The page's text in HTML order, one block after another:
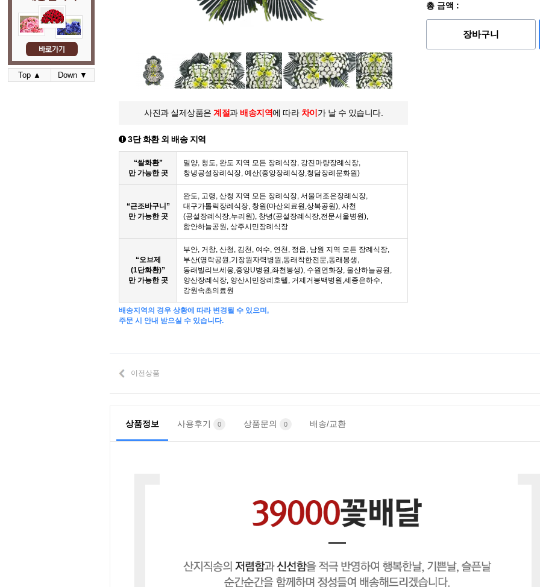
Top ▲ Down ▼
사진과 실제상품은 계절과배송지역에 따라 차이 가 날 수 있습니다.
3단 화환 외 배송 지역
“쌀화환”
만 가능한 곳
밀양, 청도, 완도 지역 모든 장례식장, 강진마량장례식장,
창녕공설장례식장, 예산(중앙장례식장,청담장례문화원)
“근조바구니”
만 가능한 곳
완도, 고령, 산청 지역 모든 장례식장, 서울더조은장례식장,
대구가톨릭장례식장, 창원(마산의료원,상복공원), 사천
(공설장례식장,누리원), 창녕(공설장례식장,전문서울병원),
함안하늘공원, 상주시민장례식장
“오브제
(1단화환)”
만 가능한 곳
부안, 거창, 산청, 김천, 여수, 연천, 정읍, 남원 지역 모든 장례식장,
부산(영락공원,기장원자력병원,동래착한전문,동래봉생,
동래빌리브세웅,중앙U병원,좌천봉생), 수원연화장, 울산하늘공원,
양산장례식장, 양산시민장례호텔, 거제거붕백병원,세종은하수,
강원속초의료원
배송지역의 경우 상황에 따라 변경될 수 있으며,
주문 시 안내 받으실 수 있습니다.
총 금액 :
장바구니
이전상품
상품정보 사용후기 0 상품문의 0 배송/교환